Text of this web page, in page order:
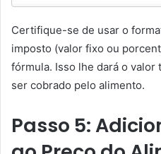
Certifique-se de usar o
imposto (valor fixo ou
fórmula. Isso lhe dará o
ser cobrado pelo alimento.
Passo 5: